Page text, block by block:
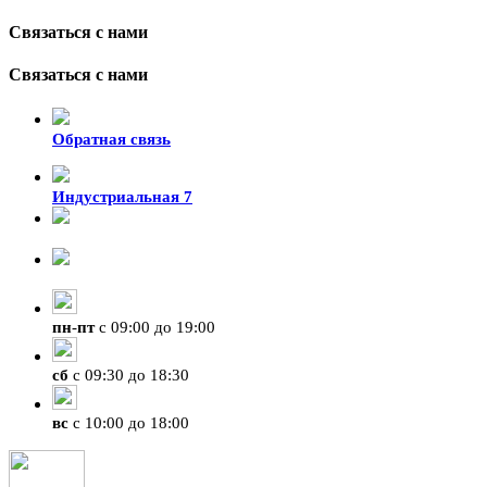
Связаться с нами
Связаться с нами
Обратная связь
Индустриальная 7
пн-птс 09:00 до 19:00
сб с 09:30 до 18:30
вс с 10:00 до 18:00